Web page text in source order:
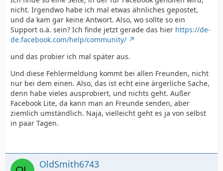
nicht. Irgendwo habe ich mal etwas ähnliches gepostet,
und da kam gar keine Antwort. Also, wo sollte so ein
Support o.ä. sein? Ich finde jetzt gerade das hier https://de-
de.facebook.com/help/community/
und das probier ich mal später aus.
Und diese Fehlermeldung kommt bei allen Freunden, nicht
nur bei dem einen. Also, das ist echt eine ärgerliche Sache,
denn habe vieles ausprobiert, und nichts geht. Außer
Facebook Lite, da kann man an Freunde senden, aber
ziemlich umständlich. Naja, vielleicht geht es ja von selbst
in paar Tagen.
OldSmith6743